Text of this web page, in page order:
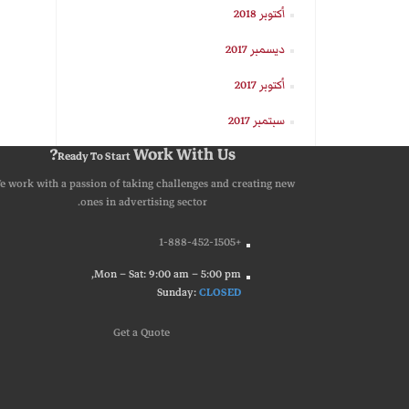
أكتوبر 2018
ديسمبر 2017
أكتوبر 2017
سبتمبر 2017
Ready To StartWork With Us?
work with a passion of taking challenges and creating new
ones in advertising sector.
+1-888-452-1505
Mon – Sat: 9:00 am – 5:00 pm,
Sunday:CLOSED
GetaQuote